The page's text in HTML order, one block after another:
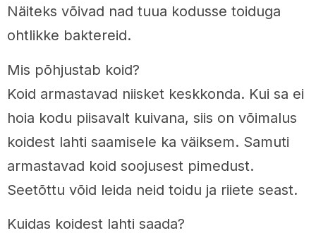
Näiteks võivad nad tuua kodusse toiduga
ohtlikke baktereid.
Mis põhjustab koid?
Koid armastavad niisket keskkonda. Kui sa ei
hoia kodu piisavalt kuivana, siis on võimalus
koidest lahti saamisele ka väiksem. Samuti
armastavad koid soojusest pimedust.
Seetõttu võid leida neid toidu ja riiete seast.
Kuidas koidest lahti saada?